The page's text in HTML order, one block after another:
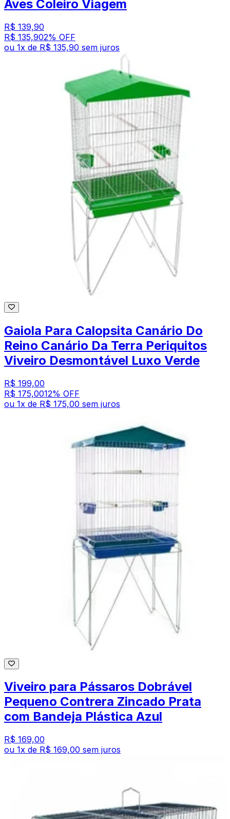
Aves Coleiro Viagem
R$ 139,90
R$ 135,902% OFF
ou 1x de R$ 135,90 sem juros
Gaiola Para Calopsita Canário Do
Reino Canário Da Terra Periquitos
Viveiro Desmontável Luxo Verde
R$ 199,00
R$ 175,0012% OFF
ou 1x de R$ 175,00 sem juros
Viveiro para Pássaros Dobrável
Pequeno Contrera Zincado Prata
com Bandeja Plástica Azul
R$ 169,00
ou 1x de R$ 169,00 sem juros